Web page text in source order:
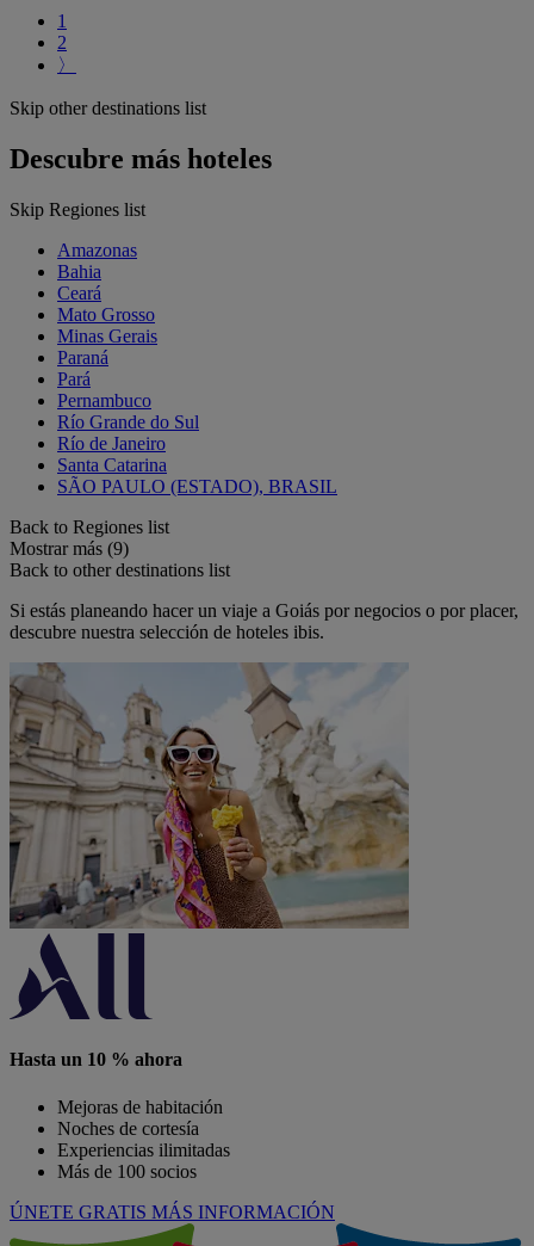
1
2
〉
Skip other destinations list
Descubre más hoteles
Skip Regiones list
Amazonas
Bahia
Ceará
Mato Grosso
Minas Gerais
Paraná
Pará
Pernambuco
Río Grande do Sul
Río de Janeiro
Santa Catarina
SÃO PAULO (ESTADO), BRASIL
Back to Regiones list
Mostrar más (9)
Back to other destinations list
Si estás planeando hacer un viaje a Goiás por negocios o por placer,
descubre nuestra selección de hoteles ibis.
Hasta un 10 % ahora
Mejoras de habitación
Noches de cortesía
Experiencias ilimitadas
Más de 100 socios
ÚNETE GRATIS MÁS INFORMACIÓN